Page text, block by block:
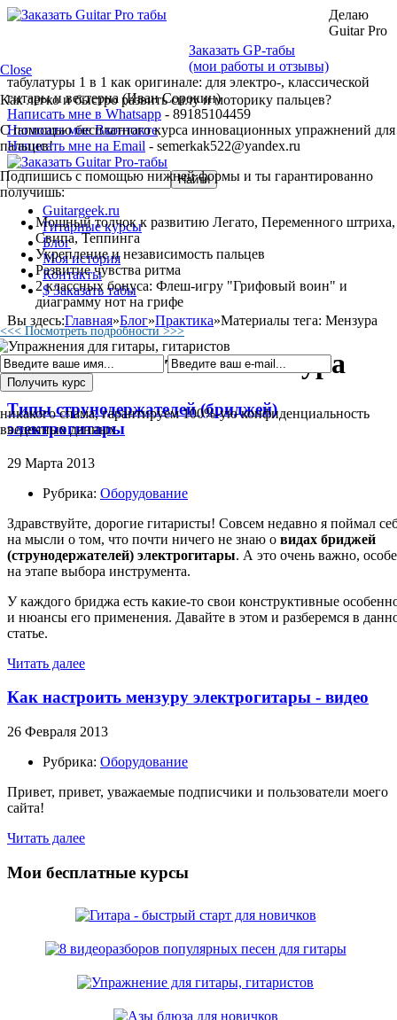
Заказать GP-табы
(мои работы и отзывы)
Делаю
Guitar Pro
табулатуры 1 в 1 как оригинале: для электро-, классической
гитары и вестерна (Иван Сорокин)
Написать мне в Whatsapp - 89185104459
Написать мне Вконтакте
Написать мне на Email - semerkak522@yandex.ru
Guitargeek.ru
Гитарные курсы
Блог
Моя история
Контакты
$ Заказать табы
Вы здесь:Главная»Блог»Практика»Материалы тега: Мензура
Материалы тега: Мензура
Типы струнодержателей (бриджей)
электрогитары
29 Марта 2013
Рубрика: Оборудование
Здравствуйте, дорогие гитаристы! Совсем недавно я поймал
на мысли о том, что почти ничего не знаю о видах бриджей
(струнодержателей) электрогитары. А это очень важно,
на этапе выбора инструмента.
У каждого бриджа есть какие-то свои конструктивные
и нюансы его применения. Давайте в этом и разберемся в
статье.
Читать далее
Как настроить мензуру электрогитары - видео
26 Февраля 2013
Рубрика: Оборудование
Привет, привет, уважаемые подписчики и пользователи моего
сайта!
Читать далее
Мои бесплатные курсы
Close
Как легко и быстро развить силу и моторику пальцев?
С помощью бесплатного курса инновационных упражнений для
пальцев!
Подпишись с помощью нижней формы и ты гарантированно
получишь:
Мощный толчок к развитию Легато, Переменного штриха,
Свипа, Теппинга
Укрепление и независимость пальцев
Развитие чувства ритма
2 классных бонуса: Флеш-игру "Грифовый воин" и
диаграмму нот на грифе
<<< Посмотреть подробности >>>
никакого спама, гарантируем 100%-ую конфиденциальность
введенных данных